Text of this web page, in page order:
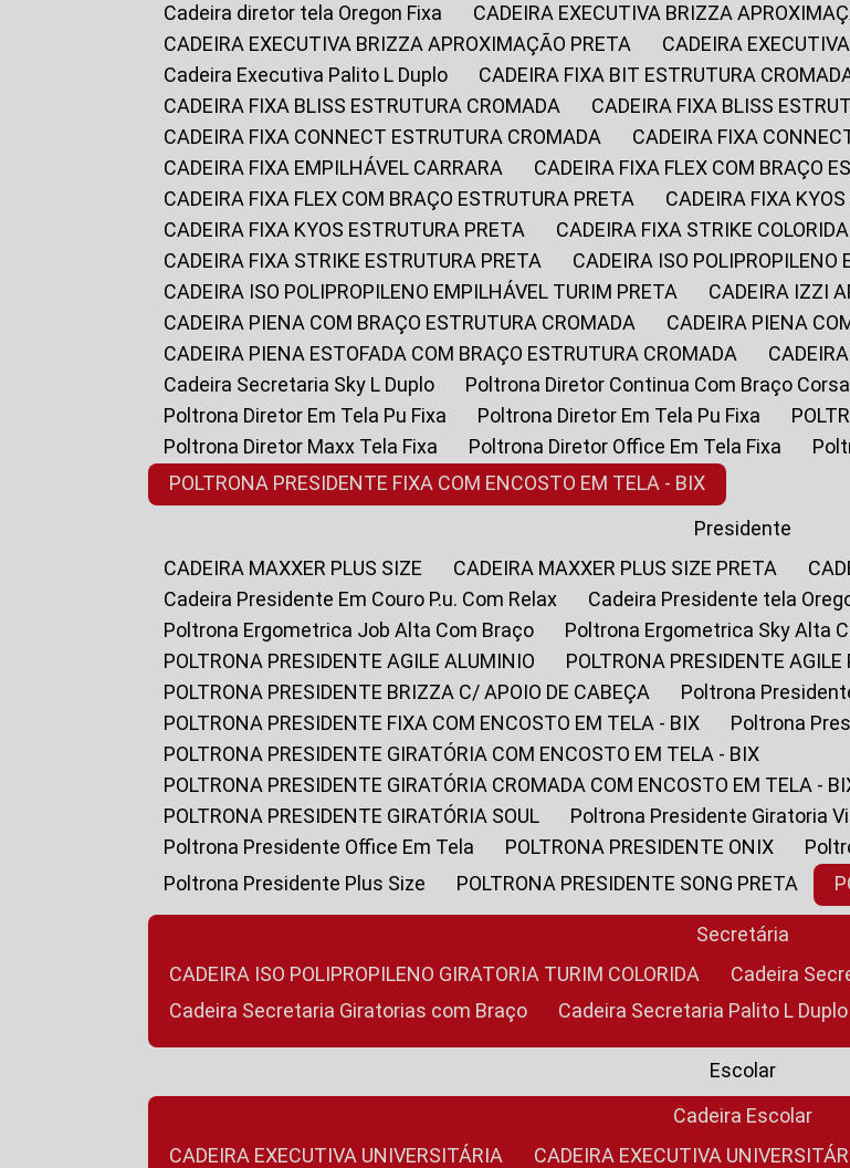
Cadeira diretor tela Oregon Fixa
CADEIRA EXECUTIVA BRIZZA
CADEIRA EXECUTIVA BRIZZA APROXIMAÇÃO PRETA
CADEIRA
Cadeira Executiva Palito L Duplo
CADEIRA FIXA BIT ESTRUTURA
CADEIRA FIXA BLISS ESTRUTURA CROMADA
CADEIRA FIXA BLISS
CADEIRA FIXA CONNECT ESTRUTURA CROMADA
CADEIRA FIXA
CADEIRA FIXA EMPILHÁVEL CARRARA
CADEIRA FIXA FLEX COM BRAÇO
CADEIRA FIXA FLEX COM BRAÇO ESTRUTURA PRETA
CADEIRA FIXA
CADEIRA FIXA KYOS ESTRUTURA PRETA
CADEIRA FIXA STRIKE
CADEIRA FIXA STRIKE ESTRUTURA PRETA
CADEIRA ISO
CADEIRA ISO POLIPROPILENO EMPILHÁVEL TURIM PRETA
CADEIRA IZZI
CADEIRA PIENA COM BRAÇO ESTRUTURA CROMADA
CADEIRA PIENA
CADEIRA PIENA ESTOFADA COM BRAÇO ESTRUTURA CROMADA
Cadeira Secretaria Sky L Duplo
Poltrona Diretor Continua Com Braço Corsa
Poltrona Diretor Em Tela Pu Fixa
Poltrona Diretor Em Tela Pu Fixa
Poltrona Diretor Maxx Tela Fixa
Poltrona Diretor Office Em Tela Fixa
POLTRONA PRESIDENTE FIXA COM ENCOSTO EM TELA - BIX
Presidente
CADEIRA MAXXER PLUS SIZE
CADEIRA MAXXER PLUS SIZE PRETA
Cadeira Presidente Em Couro P.u. Com Relax
Cadeira Presidente tela
Poltrona Ergometrica Job Alta Com Braço
Poltrona Ergometrica Sky Alta
POLTRONA PRESIDENTE AGILE ALUMINIO
POLTRONA PRESIDENTE AGILE
POLTRONA PRESIDENTE BRIZZA C/ APOIO DE CABEÇA
Poltrona
POLTRONA PRESIDENTE FIXA COM ENCOSTO EM TELA - BIX
Poltrona
POLTRONA PRESIDENTE GIRATÓRIA COM ENCOSTO EM TELA - BIX
POLTRONA PRESIDENTE GIRATÓRIA CROMADA COM ENCOSTO EM TELA -
POLTRONA PRESIDENTE GIRATÓRIA SOUL
Poltrona Presidente Giratoria
Poltrona Presidente Office Em Tela
POLTRONA PRESIDENTE ONIX
Poltrona Presidente Plus Size
POLTRONA PRESIDENTE SONG PRETA
Secretária
CADEIRA ISO POLIPROPILENO GIRATORIA TURIM COLORIDA
Cadeira
Cadeira Secretaria Giratorias com Braço
Cadeira Secretaria Palito L Duplo
Escolar
Cadeira Escolar
CADEIRA EXECUTIVA UNIVERSITÁRIA
CADEIRA EXECUTIVA